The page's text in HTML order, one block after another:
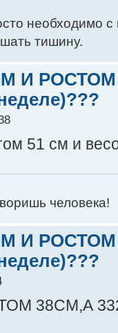
необходимо с
тишину.
И
51 см и
человека!
И
38СМ,А